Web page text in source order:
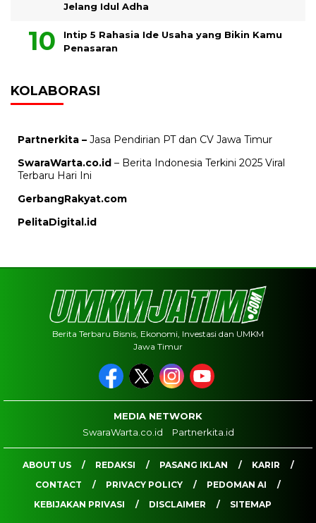
Jelang Idul Adha
Intip 5 Rahasia Ide Usaha yang Bikin Kamu
Penasaran
KOLABORASI
Partnerkita – Jasa Pendirian PT dan CV Jawa Timur
SwaraWarta.co.id – Berita Indonesia Terkini 2025 Viral
Terbaru Hari Ini
GerbangRakyat.com
PelitaDigital.id
Berita Terbaru Bisnis, Ekonomi, Investasi dan UMKM
Jawa Timur
MEDIA NETWORK
SwaraWarta.co.id
Partnerkita.id
ABOUT US REDAKSI PASANG IKLAN
KARIR
CONTACT
PRIVACY POLICY
PEDOMAN AI
KEBIJAKAN PRIVASI
DISCLAIMER SITEMAP